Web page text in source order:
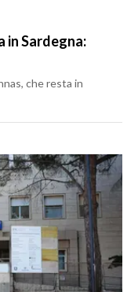
in Sardegna:
che resta in